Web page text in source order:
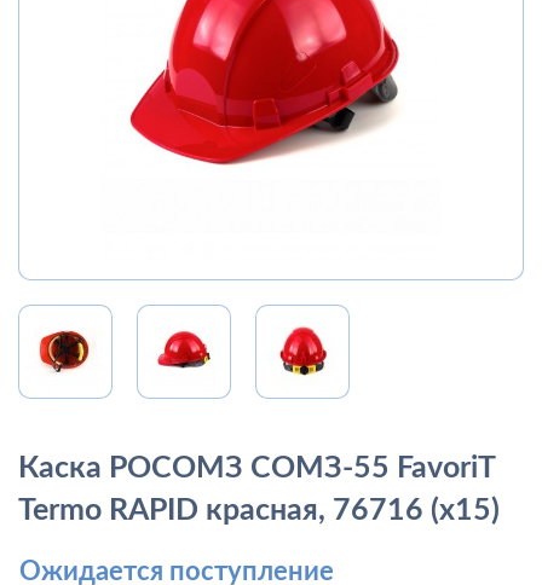
Каска РОСОМЗ СОМЗ-55 FavoriT
Termo RAPID красная, 76716 (х15)
Ожидается поступление